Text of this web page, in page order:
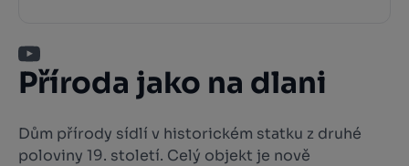
Příroda jako na dlani
Dům přírody sídlí v historickém statku z druhé
poloviny 19. století. Celý objekt je nově